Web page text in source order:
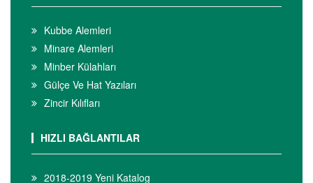
Kubbe Alemleri
Minare Alemleri
Minber Külahları
Gülçe Ve Hat Yazıları
Zincir Kılıfları
HIZLI BAĞLANTILAR
2018-2019 Yeni Katalog